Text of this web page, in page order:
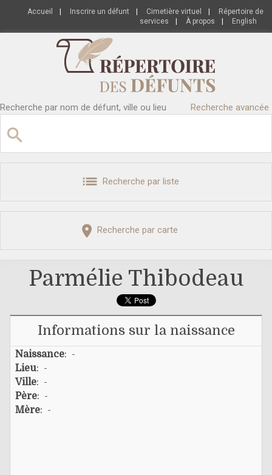
Accueil Inscrire un défunt Cimetière virtuel
Répertoire de
services
À propos English
Recherche par nom de défunt, ville ou lieu Recherche avancée
Recherche par liste
Recherche par carte
Parmélie Thibodeau
Informations sur la naissance
Naissance: -
Lieu: -
Ville: -
Père: -
Mère: -